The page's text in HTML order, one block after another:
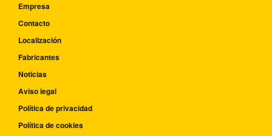
Empresa
Contacto
Localización
Fabricantes
Noticias
Aviso legal
Política de privacidad
Política de cookies